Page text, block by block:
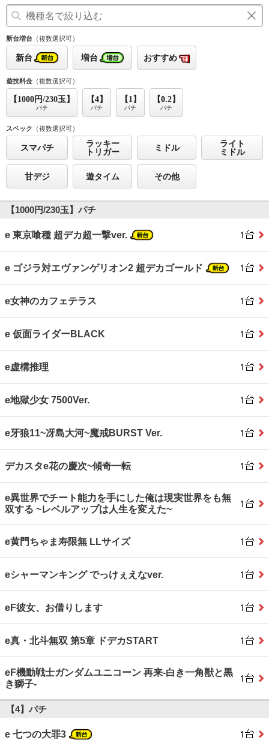
新台増台 （複数選択可）
新台 増台 おすすめ
遊技料金 （複数選択可）
【1000円/230玉】
パチ
【4】
パチ
【1】
パチ
【0.2】
パチ
スペック （複数選択可）
スマパチ
ラッキー
トリガー
ミドル
ライト
ミドル
甘デジ 遊タイム その他
【1000円/230玉】パチ
e 東京喰種 超デカ超一撃ver.
e ゴジラ対エヴァンゲリオン2 超デカゴールド
e女神のカフェテラス
e 仮面ライダーBLACK
e虚構推理
e地獄少女 7500Ver.
e牙狼11~冴島大河~魔戒BURST Ver.
デカスタe花の慶次~傾奇一転
e異世界でチート能力を手にした俺は現実世界をも無
双する ~レベルアップは人生を変えた~
e黄門ちゃま寿限無 LLサイズ
eシャーマンキング でっけぇえなver.
eF彼女、お借りします
e真・北斗無双 第5章 ドデカSTART
eF機動戦士ガンダムユニコーン 再来‐白き一角獣と黒
き獅子‐
【4】パチ
e 七つの大罪3